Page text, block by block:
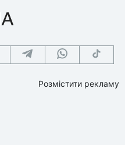
Розмістити рекламу